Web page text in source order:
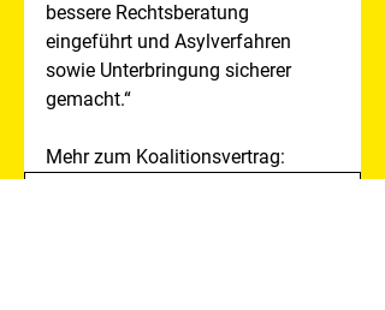
bessere Rechtsberatung
eingeführt und Asylverfahren
sowie Unterbringung sicherer
gemacht.“
Mehr zum Koalitionsvertrag: